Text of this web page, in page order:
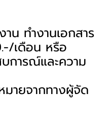
น ทำงานเอกสาร
เดือน หรือ
การณ์และความ
ายจากทางผู้จัด